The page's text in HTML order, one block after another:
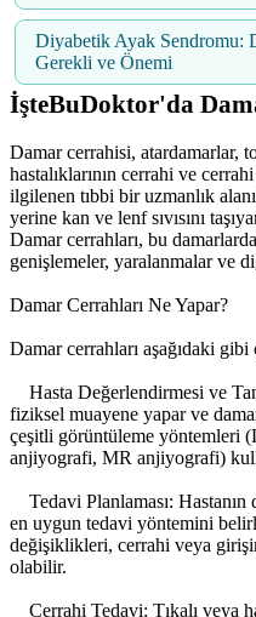
Diyabetik Ayak Sendromu:
Gerekli ve Önemi
İşteBuDoktor'da
Damar cerrahisi, atardamarlar,
hastalıklarının cerrahi ve
ilgilenen tıbbi bir uzmanlık
yerine kan ve lenf sıvısını
Damar cerrahları, bu
genişlemeler, yaralanmalar ve
Damar Cerrahları Ne Yapar?
Damar cerrahları aşağıdaki
Hasta Değerlendirmesi ve
fiziksel muayene yapar ve
çeşitli görüntüleme yöntemleri
anjiyografi, MR anjiyografi)
Tedavi Planlaması: Hastanın
en uygun tedavi yöntemini
değişiklikleri, cerrahi veya
olabilir.
Cerrahi Tedavi: Tıkalı veya